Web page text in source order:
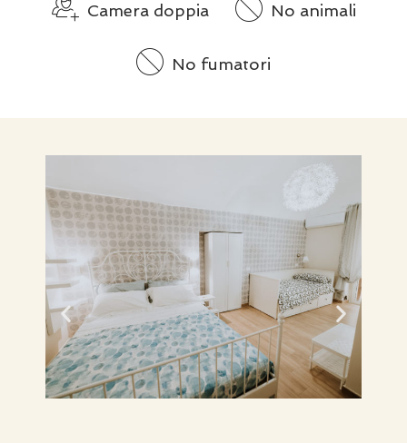
Camera doppia No animali
No fumatori